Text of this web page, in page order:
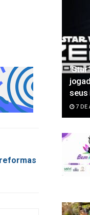
seus
7 DE